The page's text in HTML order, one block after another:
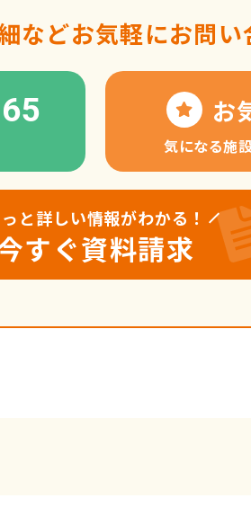
などお気軽にお問い
お
気になる施
と詳しい情報がわかる！
すぐ資料請求